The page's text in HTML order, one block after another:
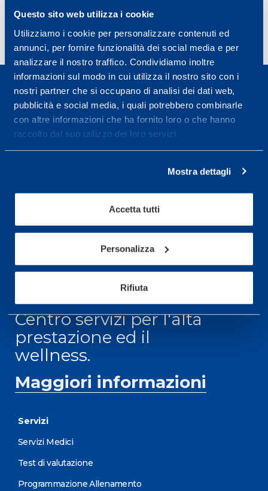
Questo sito web utilizza i cookie
Utilizziamo i cookie per personalizzare contenuti ed
annunci, per fornire funzionalità dei social media e per
analizzare il nostro traffico. Condividiamo inoltre
informazioni sul modo in cui utilizza il nostro sito con i
nostri partner che si occupano di analisi dei dati web,
pubblicità e social media, i quali potrebbero combinarle
con altre informazioni che ha fornito loro o che hanno
raccolto dal suo utilizzo dei loro servizi.
Mostra dettagli
Accetta tutti
Personalizza
Rifiuta
Sport Service Mapei S.r.l. - Via Busto Fagnano 38,
21057 Olgiate Olona (Varese) Italia.
informazioni: telefonare allo +39 0331 575757 da
lunedì a venerdì 9.30-12.30 e 14.30-17.30.
ORARI DI APERTURA RECEPTION
Da Lunedì al Venerdì
08.30 - 18.30
Centro servizi per l'alta
prestazione ed il
wellness.
Maggiori informazioni
Servizi
Servizi Medici
Test di valutazione
Programmazione Allenamento